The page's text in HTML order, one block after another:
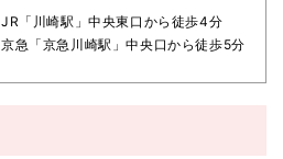
JR「川崎駅」中央東口から徒歩4分
京急「京急川崎駅」中央口から徒歩5分